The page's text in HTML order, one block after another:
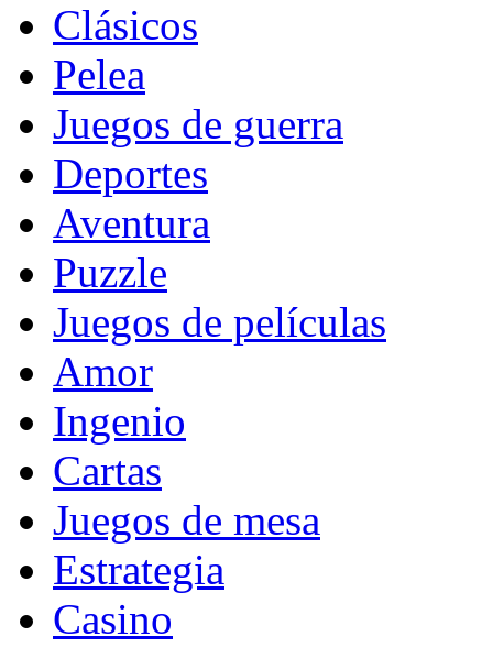
Clásicos
Pelea
Juegos de guerra
Deportes
Aventura
Puzzle
Juegos de películas
Amor
Ingenio
Cartas
Juegos de mesa
Estrategia
Casino